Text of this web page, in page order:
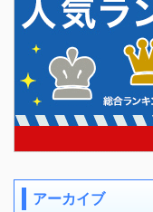
アーカイブ